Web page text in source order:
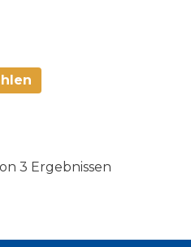
3 Ergebnissen